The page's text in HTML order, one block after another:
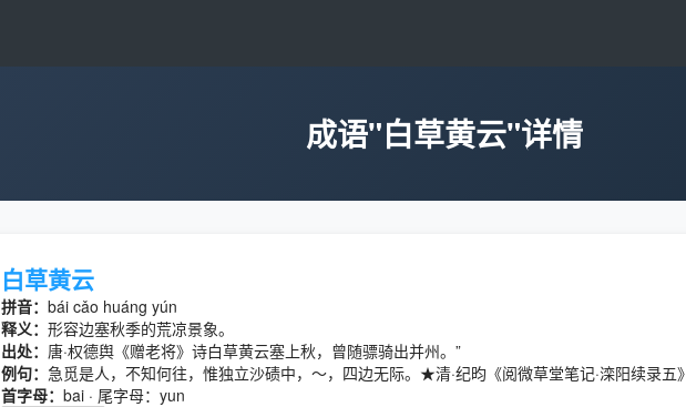
成语"白草黄云"详情
白草黄云
拼音： bái cǎo huáng yún
释义： 形容边塞秋季的荒凉景象。
出处： 唐·权德舆《赠老将》诗白草黄云塞上秋，曾随骠骑出并州。”
例句： 急觅是人，不知何往，惟独立沙碛中，～，四边无际。★清·纪昀《阅微草堂笔记·滦阳续录五》
首字母： bai · 尾字母：yun